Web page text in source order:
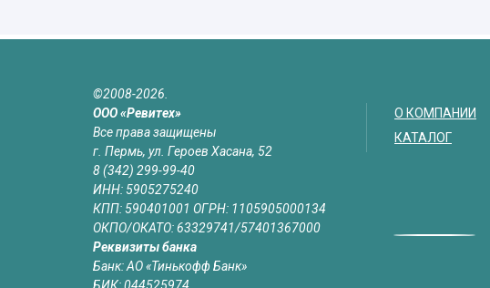
©2008-2026.
ООО «Ревитех»
Все права защищены
г. Пермь, ул. Героев Хасана, 52
8 (342) 299-99-40
ИНН: 5905275240
КПП: 590401001 ОГРН: 1105905000134
ОКПО/ОКАТО: 63329741/57401367000
Реквизиты банка
Банк: АО «Тинькофф Банк»
О КОМПАНИИ
КАТАЛОГ